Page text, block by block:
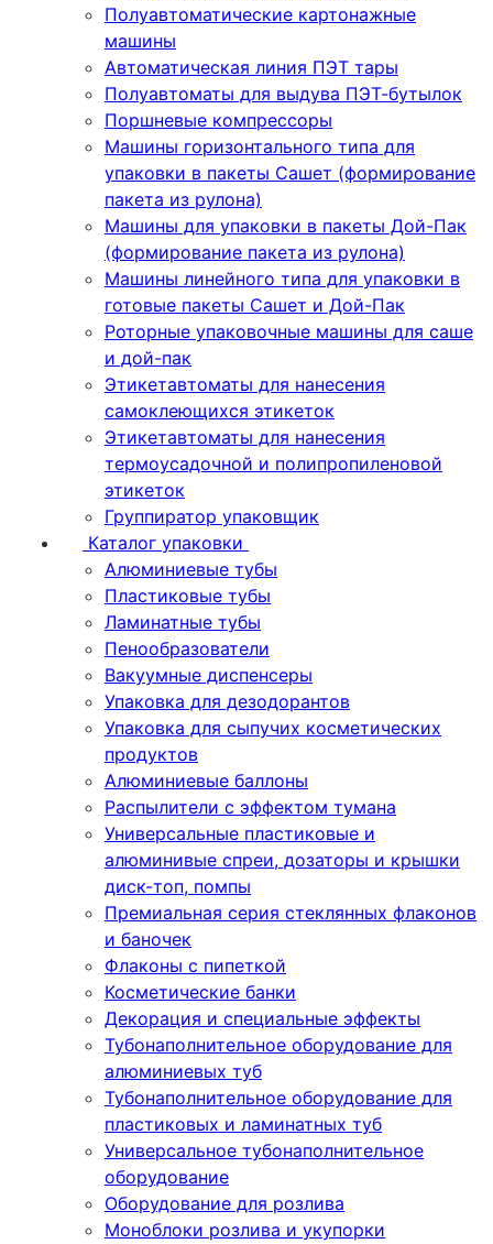
Полуавтоматические картонажные
машины
Автоматическая линия ПЭТ тары
Полуавтоматы для выдува ПЭТ-бутылок
Поршневые компрессоры
Машины горизонтального типа для
упаковки в пакеты Сашет (формирование
пакета из рулона)
Машины для упаковки в пакеты Дой-Пак
(формирование пакета из рулона)
Машины линейного типа для упаковки в
готовые пакеты Сашет и Дой-Пак
Роторные упаковочные машины для саше
и дой-пак
Этикетавтоматы для нанесения
самоклеющихся этикеток
Этикетавтоматы для нанесения
термоусадочной и полипропиленовой
этикеток
Группиратор упаковщик
Каталог упаковки
Алюминиевые тубы
Пластиковые тубы
Ламинатные тубы
Пенообразователи
Вакуумные диспенсеры
Упаковка для дезодорантов
Упаковка для сыпучих косметических
продуктов
Алюминиевые баллоны
Распылители с эффектом тумана
Универсальные пластиковые и
алюминивые спреи, дозаторы и крышки
диск-топ, помпы
Премиальная серия стеклянных флаконов
и баночек
Флаконы с пипеткой
Косметические банки
Декорация и специальные эффекты
Тубонаполнительное оборудование для
алюминиевых туб
Тубонаполнительное оборудование для
пластиковых и ламинатных туб
Универсальное тубонаполнительное
оборудование
Оборудование для розлива
Моноблоки розлива и укупорки